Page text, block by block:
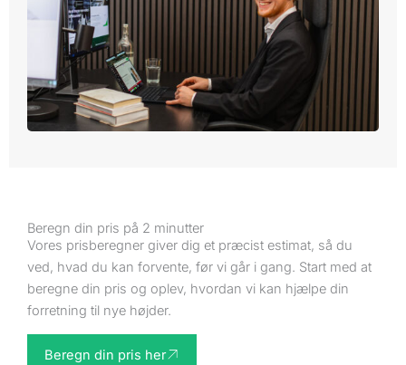
Beregn din pris på 2 minutter
Vores prisberegner giver dig et præcist estimat, så du
ved, hvad du kan forvente, før vi går i gang. Start med at
beregne din pris og oplev, hvordan vi kan hjælpe din
forretning til nye højder.
Beregn din pris her